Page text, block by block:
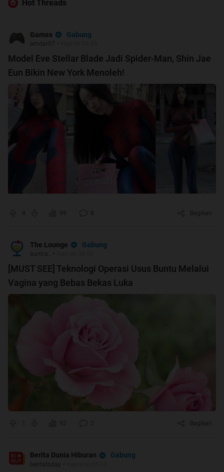
Hot Threads
Games Gabung
amdar07 •
Model Eve Stellar Blade Jadi Spider-Man, Shin Jae
Eun Bikin New York Menoleh!
4 8 Bagikan
The Lounge Gabung
aurora.. •
[MUST SEE] Teknologi Operasi Usus Buntu Melalui
Vagina yang Bebas Bekas Luka
92 2 Bagikan
Berita Dunia Hiburan Gabung
beritatoday •